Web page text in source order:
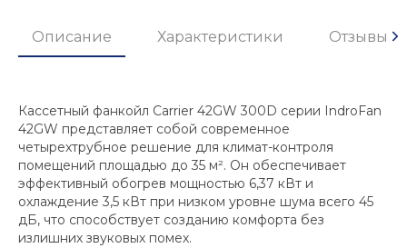
Описание Характеристики Отзывы
Кассетный фанкойл Carrier 42GW 300D серии IndroFan
42GW представляет собой современное
четырехтрубное решение для климат-контроля
помещений площадью до 35 м². Он обеспечивает
эффективный обогрев мощностью 6,37 кВт и
охлаждение 3,5 кВт при низком уровне шума всего 45
дБ, что способствует созданию комфорта без
излишних звуковых помех.